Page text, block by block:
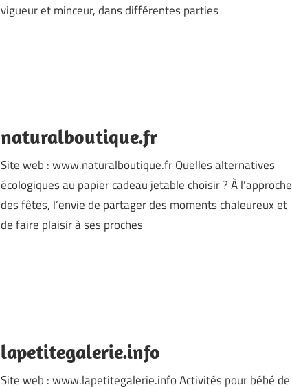
vigueur et minceur, dans différentes parties
naturalboutique.fr
Site web : www.naturalboutique.fr Quelles alternatives
écologiques au papier cadeau jetable choisir ? À l’approche
des fêtes, l’envie de partager des moments chaleureux et
de faire plaisir à ses proches
lapetitegalerie.info
Site web : www.lapetitegalerie.info Activités pour bébé de